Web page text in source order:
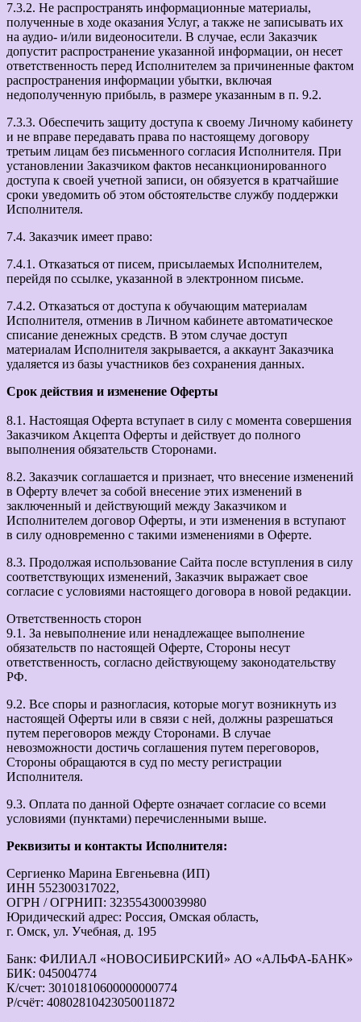
7.3.2. Не распространять информационные материалы,
полученные в ходе оказания Услуг, а также не записывать их
на аудио- и/или видеоносители. В случае, если Заказчик
допустит распространение указанной информации, он несет
ответственность перед Исполнителем за причиненные фактом
распространения информации убытки, включая
недополученную прибыль, в размере указанным в п. 9.2.
7.3.3. Обеспечить защиту доступа к своему Личному кабинету
и не вправе передавать права по настоящему договору
третьим лицам без письменного согласия Исполнителя. При
установлении Заказчиком фактов несанкционированного
доступа к своей учетной записи, он обязуется в кратчайшие
сроки уведомить об этом обстоятельстве службу поддержки
Исполнителя.
7.4. Заказчик имеет право:
7.4.1. Отказаться от писем, присылаемых Исполнителем,
перейдя по ссылке, указанной в электронном письме.
7.4.2. Отказаться от доступа к обучающим материалам
Исполнителя, отменив в Личном кабинете автоматическое
списание денежных средств. В этом случае доступ
материалам Исполнителя закрывается, а аккаунт Заказчика
удаляется из базы участников без сохранения данных.
Срок действия и изменение Оферты
8.1. Настоящая Оферта вступает в силу с момента совершения
Заказчиком Акцепта Оферты и действует до полного
выполнения обязательств Сторонами.
8.2. Заказчик соглашается и признает, что внесение изменений
в Оферту влечет за собой внесение этих изменений в
заключенный и действующий между Заказчиком и
Исполнителем договор Оферты, и эти изменения в вступают
в силу одновременно с такими изменениями в Оферте.
8.3. Продолжая использование Сайта после вступления в силу
соответствующих изменений, Заказчик выражает свое
согласие с условиями настоящего договора в новой редакции.
Ответственность сторон
9.1. За невыполнение или ненадлежащее выполнение
обязательств по настоящей Оферте, Стороны несут
ответственность, согласно действующему законодательству
РФ.
9.2. Все споры и разногласия, которые могут возникнуть из
настоящей Оферты или в связи с ней, должны разрешаться
путем переговоров между Сторонами. В случае
невозможности достичь соглашения путем переговоров,
Стороны обращаются в суд по месту регистрации
Исполнителя.
9.3. Оплата по данной Оферте означает согласие со всеми
условиями (пунктами) перечисленными выше.
Реквизиты и контакты Исполнителя:
Сергиенко Марина Евгеньевна (ИП)
ИНН 552300317022,
ОГРН / ОГРНИП: 323554300039980
Юридический адрес: Россия, Омская область,
г. Омск, ул. Учебная, д. 195
Банк: ФИЛИАЛ «НОВОСИБИРСКИЙ» АО «АЛЬФА-БАНК»
БИК: 045004774
К/счет: 30101810600000000774
Р/счёт: 40802810423050011872